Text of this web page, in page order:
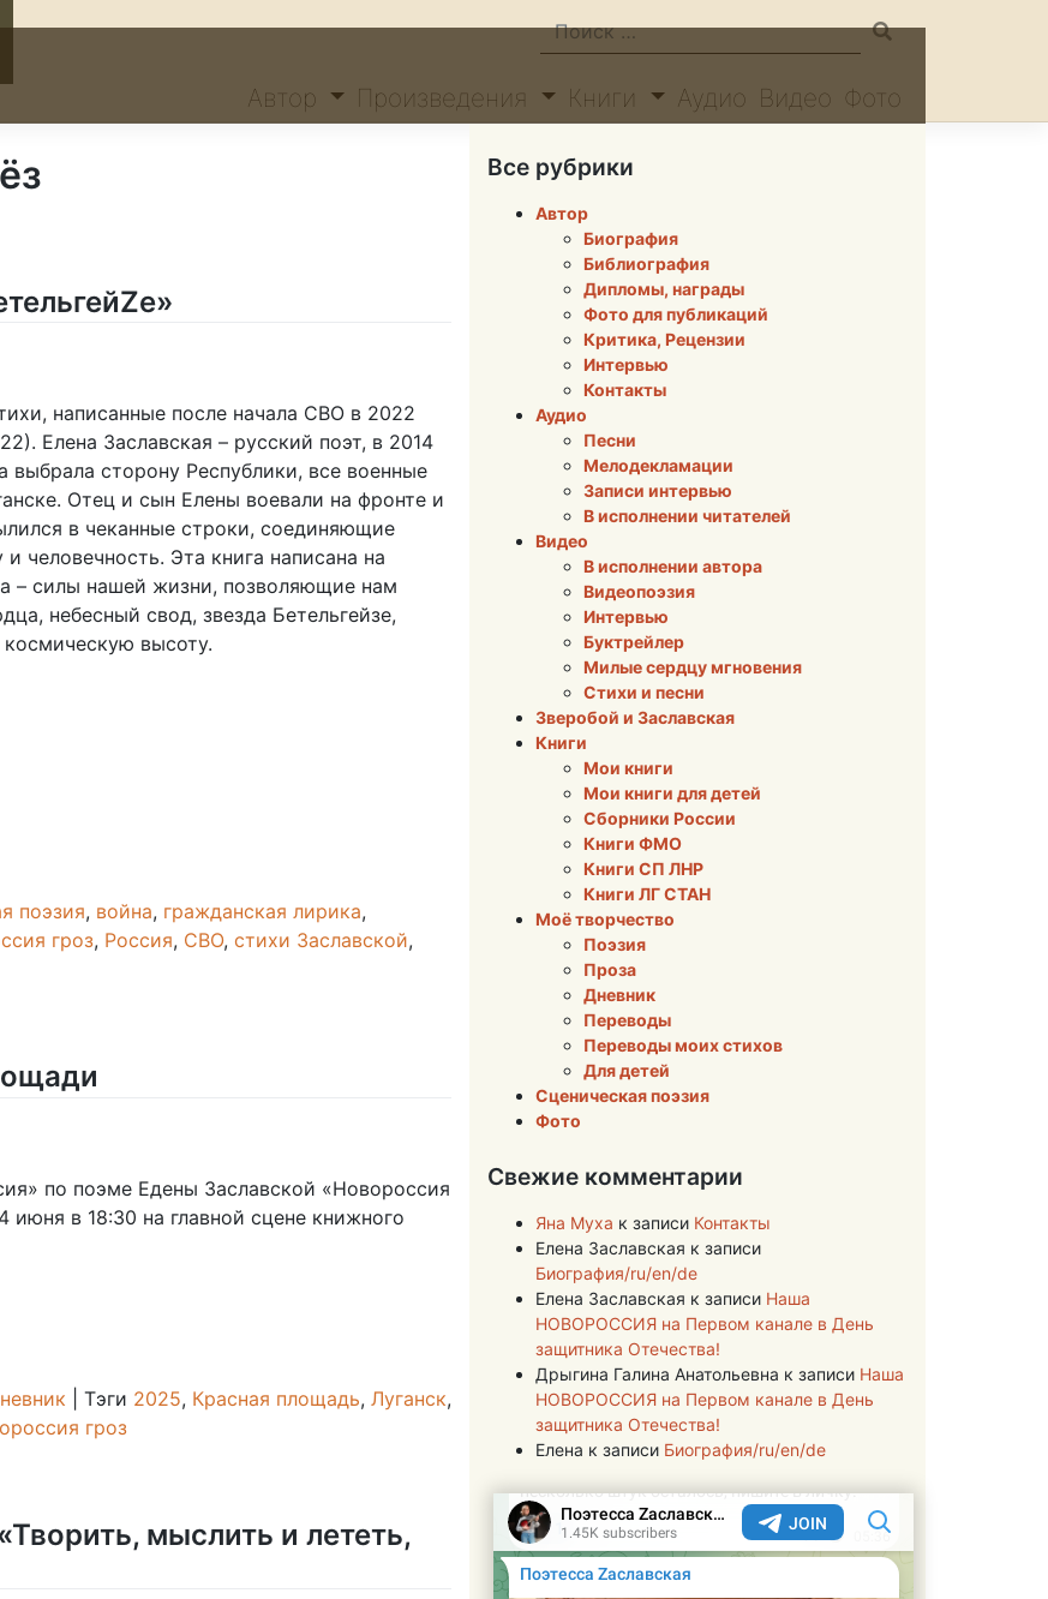
Автор Произведения Книги Аудио Видео Фото
написанные после начала СВО в 2022
Елена Заславская – русский поэт, в 2014
сторону Республики, все военные
Отец и сын Елены воевали на фронте и
в чеканные строки, соединяющие
человечность. Эта книга написана на
– силы нашей жизни, позволяющие нам
небесный свод, звезда Бетельгейзе,
высоту.
поэзия, война, гражданская лирика,
гроз, Россия, СВО, стихи Заславской,
по поэме Едены Заславской «Новороссия
июня в 18:30 на главной сцене книжного
Тэги 2025, Красная площадь, Луганск,
гроз
мыслить и лететь,
Все рубрики
Автор
Биография
Библиография
Дипломы, награды
Фото для публикаций
Критика, Рецензии
Интервью
Контакты
Аудио
Песни
Мелодекламации
Записи интервью
В исполнении читателей
Видео
В исполнении автора
Видеопоэзия
Интервью
Буктрейлер
Милые сердцу мгновения
Стихи и песни
Зверобой и Заславская
Книги
Мои книги
Мои книги для детей
Сборники России
Книги ФМО
Книги СП ЛНР
Книги ЛГ СТАН
Моё творчество
Поэзия
Проза
Дневник
Переводы
Переводы моих стихов
Для детей
Сценическая поэзия
Фото
Свежие комментарии
Яна Муха к записи Контакты
Елена Заславская к записи
Биография/ru/en/de
Елена Заславская к записи Наша
НОВОРОССИЯ на Первом канале в День
защитника Отечества!
Дрыгина Галина Анатольевна к записи Наша
НОВОРОССИЯ на Первом канале в День
защитника Отечества!
Елена к записи Биография/ru/en/de